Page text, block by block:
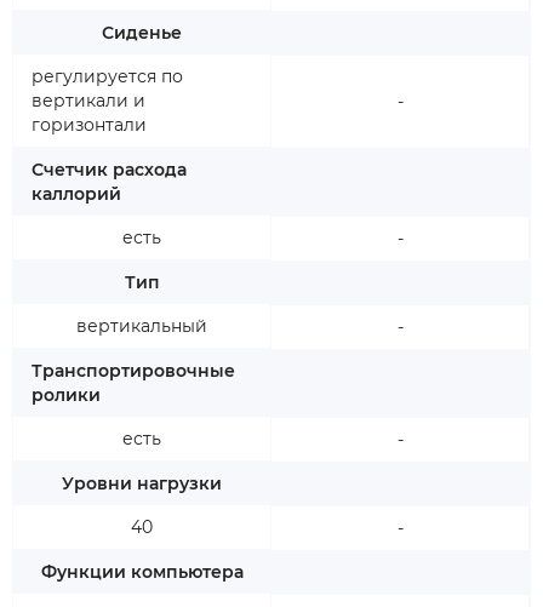
Сиденье
регулируется по
вертикали и
горизонтали
Счетчик расхода
каллорий
есть
Тип
вертикальный
Транспортировочные
ролики
есть
Уровни нагрузки
40
Функции компьютера
-
-
-
-
-